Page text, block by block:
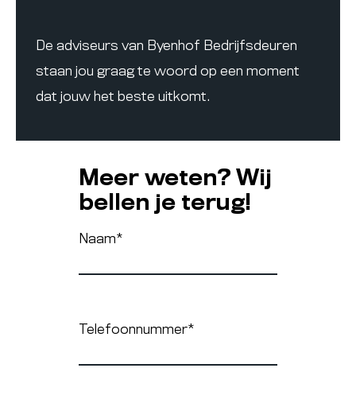
De adviseurs van Byenhof Bedrijfsdeuren
staan jou graag te woord op een moment
dat jouw het beste uitkomt.
Meer weten? Wij
bellen je terug!
Naam*
Telefoonnummer*